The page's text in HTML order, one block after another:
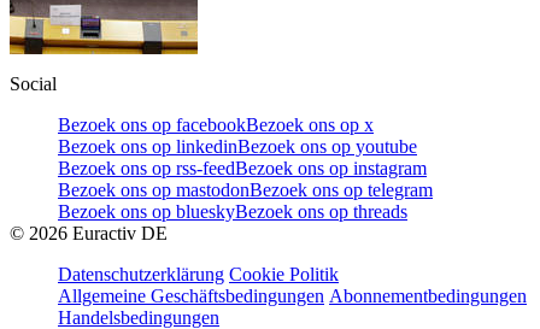
Social
Bezoek ons op facebookBezoek ons op x
Bezoek ons op linkedinBezoek ons op youtube
Bezoek ons op rss-feedBezoek ons op instagram
Bezoek ons op mastodonBezoek ons op telegram
Bezoek ons op blueskyBezoek ons op threads
© 2026 Euractiv DE
Datenschutzerklärung Cookie Politik
Allgemeine Geschäftsbedingungen Abonnementbedingungen
Handelsbedingungen